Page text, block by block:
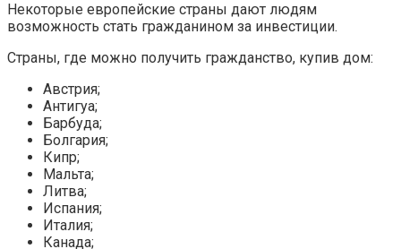
Некоторые европейские страны дают людям
возможность стать гражданином за инвестиции.
Страны, где можно получить гражданство, купив дом:
Австрия;
Антигуа;
Барбуда;
Болгария;
Кипр;
Мальта;
Литва;
Испания;
Италия;
Канада;